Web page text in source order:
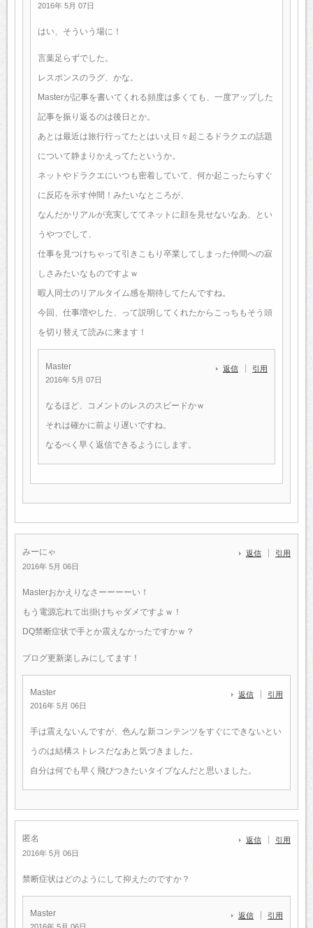
2016年 5月 07日
はい、そういう場に！
言葉足らずでした。
レスポンスのラグ、かな。
Masterが記事を書いてくれる頻度は多くても、一度アップした
記事を振り返るのは後日とか。
あとは最近は旅行行ってたとはいえ日々起こるドラクエの話題
について静まりかえってたというか。
ネットやドラクエにいつも密着していて、何か起こったらすぐ
に反応を示す仲間！みたいなところが、
なんだかリアルが充実しててネットに顔を見せないなあ、とい
うやつでして、
仕事を見つけちゃって引きこもり卒業してしまった仲間への寂
しさみたいなものですよｗ
暇人同士のリアルタイム感を期待してたんですね。
今回、仕事増やした、って説明してくれたからこっちもそう頭
を切り替えて読みに来ます！
Master
2016年 5月 07日
返信 引用
なるほど、コメントのレスのスピードかｗ
それは確かに前より遅いですね。
なるべく早く返信できるようにします。
みーにゃ
2016年 5月 06日
返信 引用
Masterおかえりなさーーーーい！
もう電源忘れて出掛けちゃダメですよｗ！
DQ禁断症状で手とか震えなかったですかｗ？
ブログ更新楽しみにしてます！
Master
2016年 5月 06日
返信 引用
手は震えないんですが、色んな新コンテンツをすぐにできないとい
うのは結構ストレスだなあと気づきました。
自分は何でも早く飛びつきたいタイプなんだと思いました。
匿名
2016年 5月 06日
返信 引用
禁断症状はどのようにして抑えたのですか？
Master
2016年 5月 06日
返信 引用